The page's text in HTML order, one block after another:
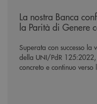
La nostra Banca
la Parità di Genere
Superata con successo
della UNI/PdR
concreto e continuo